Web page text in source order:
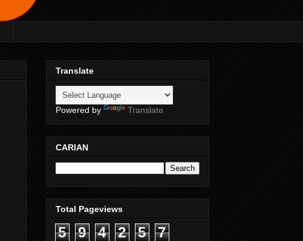
Translate
Powered by Translate
CARIAN
Total Pageviews
5 9 4 2 5 7